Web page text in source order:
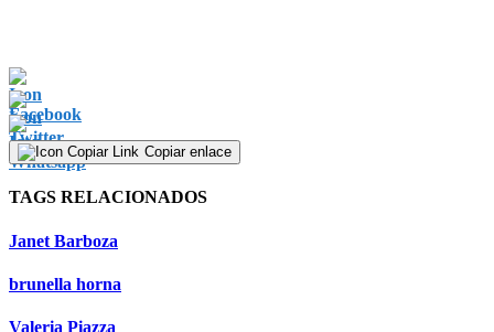
Copiar enlace
TAGS RELACIONADOS
Janet Barboza
brunella horna
Valeria Piazza